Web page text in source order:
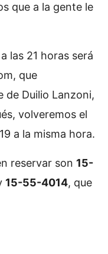
que a la gente le
las 21 horas será
que
de Duilio Lanzoni,
volveremos el
a la misma hora.
reservar son 15-
15-55-4014, que